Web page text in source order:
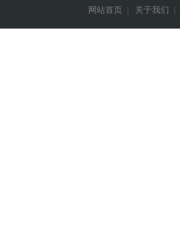
网站首页 关于我们